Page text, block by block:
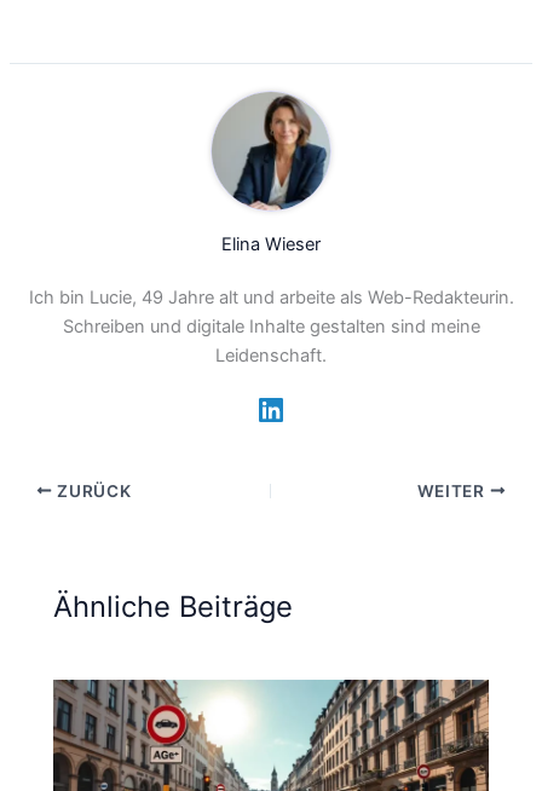
Elina Wieser
Ich bin Lucie, 49 Jahre alt und arbeite als Web-Redakteurin.
Schreiben und digitale Inhalte gestalten sind meine
Leidenschaft.
ZURÜCK WEITER
Ähnliche Beiträge